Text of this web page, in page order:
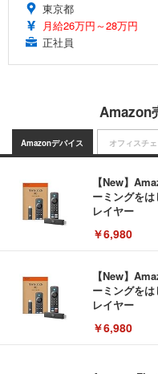
東京都
月給26万円～28万円
正社員
Amazon
Amazonデバイス
【New】
ーミングを
レイヤー
￥6,980
【New】
ーミングを
レイヤー
￥6,980
オフィスチ